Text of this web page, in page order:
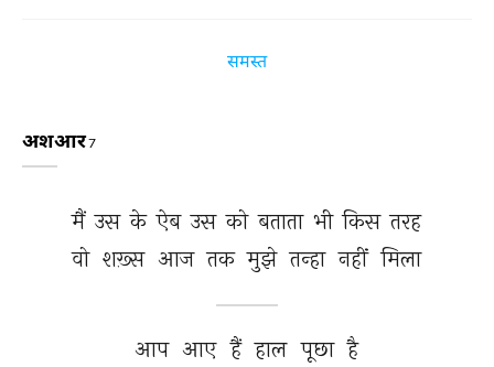
समस्त
अशआर7
मैं उस के ऐब उस को बताता भी किस तरह
वो शख़्स आज तक मुझे तन्हा नहीं मिला
आप आए हैं हाल पूछा है